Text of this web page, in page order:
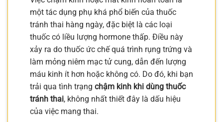
một tác dụng phụ khá phổ biến của thuốc
tránh thai hàng ngày, đặc biệt là các loại
thuốc có liều lượng hormone thấp. Điều này
xảy ra do thuốc ức chế quá trình rụng trứng và
làm mỏng niêm mạc tử cung, dẫn đến lượng
máu kinh ít hơn hoặc không có. Do đó, khi bạn
trải qua tình trạng chậm kinh khi dùng thuốc
tránh thai, không nhất thiết đây là dấu hiệu
của việc mang thai.